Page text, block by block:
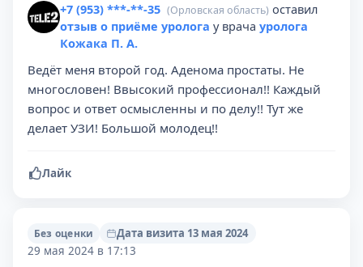
+7 (953) ***-**-35 (Орловская область) оставил
отзыв о приёме уролога у врача уролога
Кожака П. А.
Ведёт меня второй год. Аденома простаты. Не
многословен! Ввысокий профессионал!! Каждый
вопрос и ответ осмысленны и по делу!! Тут же
делает УЗИ! Большой молодец!!
Лайк
Без оценки
Дата визита 13 мая 2024
29 мая 2024 в 17:13